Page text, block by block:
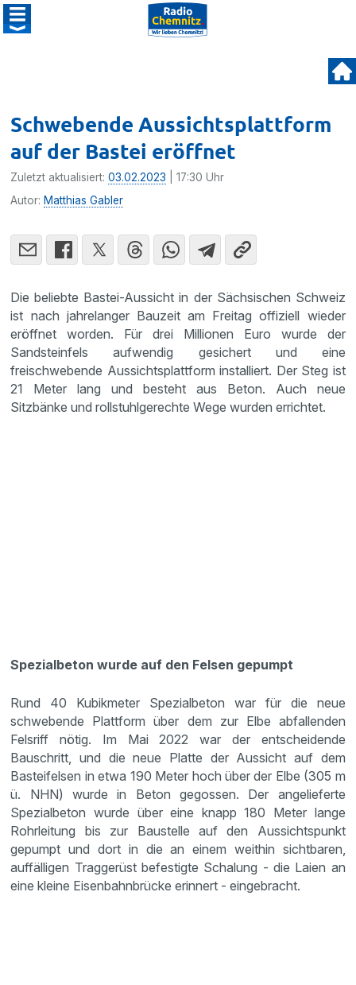
Schwebende Aussichtsplattform
auf der Bastei eröffnet
Zuletzt aktualisiert:03.02.2023 | 17:30 Uhr
Autor: Matthias Gabler
Die beliebte Bastei-Aussicht in der Sächsischen Schweiz
ist nach jahrelanger Bauzeit am Freitag offiziell wieder
eröffnet worden. Für drei Millionen Euro wurde der
Sandsteinfels aufwendig gesichert und eine
freischwebende Aussichtsplattform installiert. Der Steg ist
21 Meter lang und besteht aus Beton. Auch neue
Sitzbänke und rollstuhlgerechte Wege wurden errichtet.
Spezialbeton wurde auf den Felsen gepumpt
Rund 40 Kubikmeter Spezialbeton war für die neue
schwebende Plattform über dem zur Elbe abfallenden
Felsriff nötig. Im Mai 2022 war der entscheidende
Bauschritt, und die neue Platte der Aussicht auf dem
Basteifelsen in etwa 190 Meter hoch über der Elbe (305 m
ü. NHN) wurde in Beton gegossen. Der angelieferte
Spezialbeton wurde über eine knapp 180 Meter lange
Rohrleitung bis zur Baustelle auf den Aussichtspunkt
gepumpt und dort in die an einem weithin sichtbaren,
auffälligen Traggerüst befestigte Schalung - die Laien an
eine kleine Eisenbahnbrücke erinnert - eingebracht.